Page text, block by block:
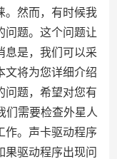
。然而，有时候我
问题。这个问题让
息是，我们可以采
文将为您详细介绍
问题，希望对您有
们需要检查外星人
作。声卡驱动程序
果驱动程序出现问